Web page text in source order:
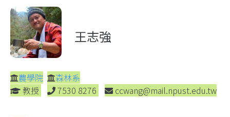
王志強
農學院
森林系
教授
7530 8276 ccwang@mail.npust.edu.tw